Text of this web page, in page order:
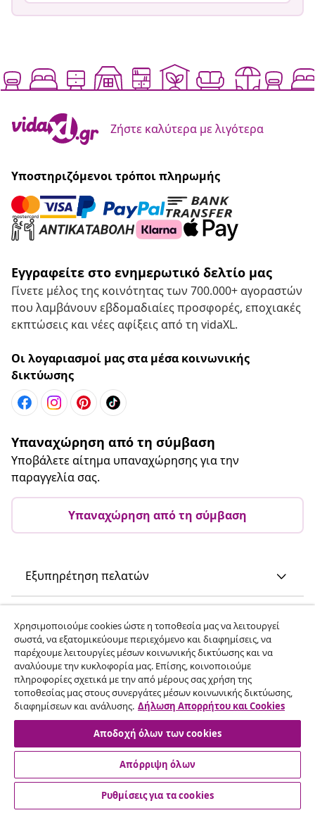
Ζήστε καλύτερα με λιγότερα
Υποστηριζόμενοι τρόποι πληρωμής
Εγγραφείτε στο ενημερωτικό δελτίο μας
Γίνετε μέλος της κοινότητας των 700.000+ αγοραστών
που λαμβάνουν εβδομαδιαίες προσφορές, εποχιακές
εκπτώσεις και νέες αφίξεις από τη vidaXL.
Οι λογαριασμοί μας στα μέσα κοινωνικής
δικτύωσης
Υπαναχώρηση από τη σύμβαση
Υποβάλετε αίτημα υπαναχώρησης για την
παραγγελία σας.
Υπαναχώρηση από τη σύμβαση
Εξυπηρέτηση πελατών
vidaXL
Ανακαλύψτε περισσότερα
© 2008-2026 vidaXL Ο ιστότοπος www.vidaxl.gr αποτελεί
Χρησιμοποιούμε cookies ώστε η τοποθεσία μας να λειτουργεί
σωστά, να εξατομικεύουμε περιεχόμενο και διαφημίσεις, να
παρέχουμε λειτουργίες μέσων κοινωνικής δικτύωσης και να
αναλύουμε την κυκλοφορία μας. Επίσης, κοινοποιούμε
πληροφορίες σχετικά με την από μέρους σας χρήση της
τοποθεσίας μας στους συνεργάτες μέσων κοινωνικής δικτύωσης,
διαφημίσεων και ανάλυσης. Δήλωση Απορρήτου και Cookies
Αποδοχή όλων των cookies
Απόρριψη όλων
Ρυθμίσεις για τα cookies